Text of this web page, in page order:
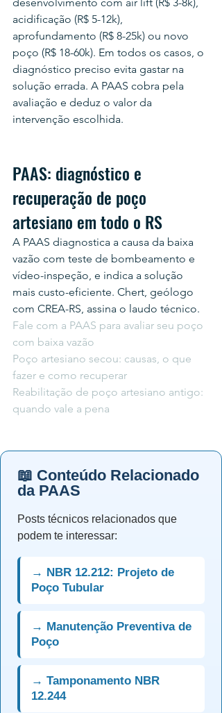
acidificação (R$ 5-12k),
aprofundamento (R$ 8-25k) ou novo
poço (R$ 18-60k). Em todos os casos, o
diagnóstico preciso evita gastar na
solução errada. A PAAS cobra pela
avaliação e deduz o valor da
intervenção escolhida.
PAAS: diagnóstico e
recuperação de poço
artesiano em todo o RS
A PAAS diagnostica a causa da baixa
vazão com teste de bombeamento e
vídeo-inspeção, e indica a solução
mais custo-eficiente. Chert, geólogo
com CREA-RS, assina o laudo técnico.
Fale com a PAAS para avaliar seu poço
com baixa vazão
Poço artesiano secou: causas, o que
fazer e como recuperar
Reabilitação de poço artesiano antigo:
quando vale a pena
📖 Conteúdo Relacionado
da PAAS
Posts técnicos relacionados que
podem te interessar:
→ NBR 12.212: Projeto de
Poço Tubular
→ Manutenção Preventiva de
Poço
→ Tamponamento NBR
12.244